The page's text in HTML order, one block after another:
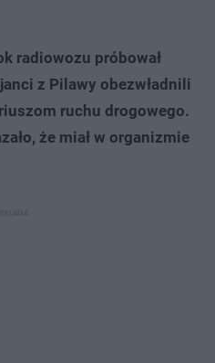
radiowozu próbował
z Pilawy obezwładnili
ruchu drogowego.
że miał w organizmie